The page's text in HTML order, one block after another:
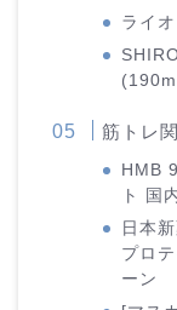
ライ
筋トレ
HMB
ト 国
日本
プロ
ーン